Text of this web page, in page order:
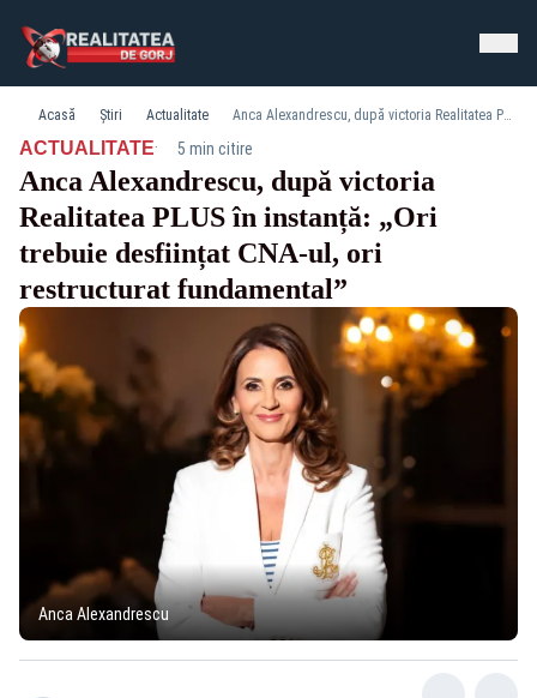
Acasă Știri Actualitate Anca Alexandrescu, după victoria Realitatea PLUS în instanță: „Ori trebuie desființat CNA-ul, ori restructurat fundamental”
ACTUALITATE· 5 min citire
Anca Alexandrescu, după victoria
Realitatea PLUS în instanță: „Ori
trebuie desființat CNA-ul, ori
restructurat fundamental”
Anca Alexandrescu